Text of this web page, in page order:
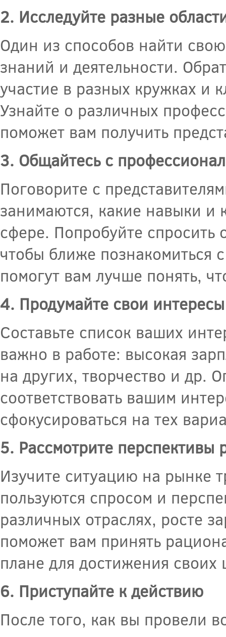
2. Исследуйте разные
Один из способов найти
знаний и деятельности.
участие в разных кружках и
Узнайте о различных
поможет вам получить
3. Общайтесь с
Поговорите с
занимаются, какие навыки и
сфере. Попробуйте
чтобы ближе познакомиться
помогут вам лучше понять,
4. Продумайте свои
Составьте список ваших
важно в работе: высокая
на других, творчество и др.
соответствовать вашим
сфокусироваться на тех
5. Рассмотрите перспективы
Изучите ситуацию на рынке
пользуются спросом и
различных отраслях, росте
поможет вам принять
плане для достижения своих
6. Приступайте к действию
После того, как вы провели